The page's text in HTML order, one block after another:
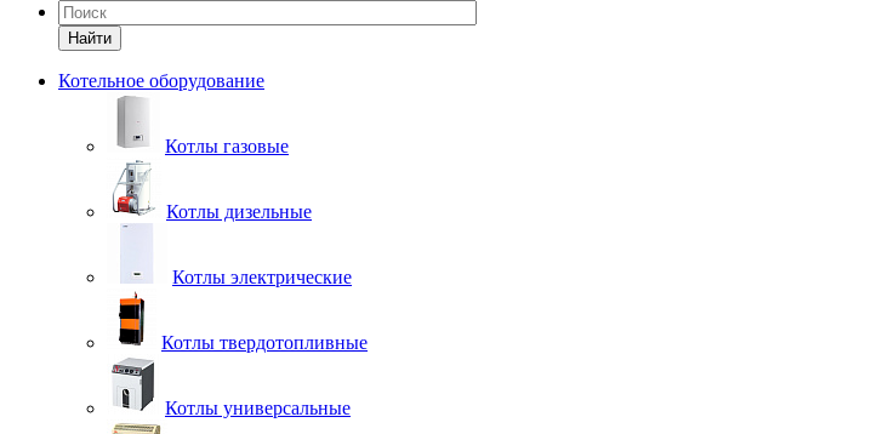
Найти
Котельное оборудование
Котлы газовые
Котлы дизельные
Котлы электрические
Котлы твердотопливные
Котлы универсальные